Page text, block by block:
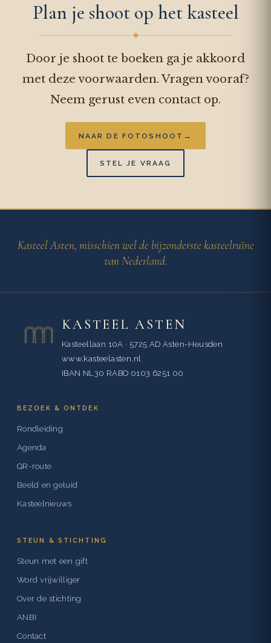
Plan je shoot op het kasteel
Door je shoot te boeken ga je akkoord
met deze voorwaarden. Vragen vooraf?
Neem gerust even contact op.
NAAR DE FOTOSHOOT →
STEL JE VRAAG
Kasteel Asten, misschien wel de bijzonderste kasteelruïne
van Nederland.
KASTEEL ASTEN
Kasteellaan 10A · 5725 AD Asten-Heusden
www.kasteelasten.nl
IBAN NL30 RABO 0103 6251 00
BEZOEK & ONTDEK
Rondleiding
Agenda
QR-route
Beeld en geluid
Kasteelnieuws
STEUN & STICHTING
Steun met een gift
Word vrijwilliger
Over de stichting
ANBI
Contact